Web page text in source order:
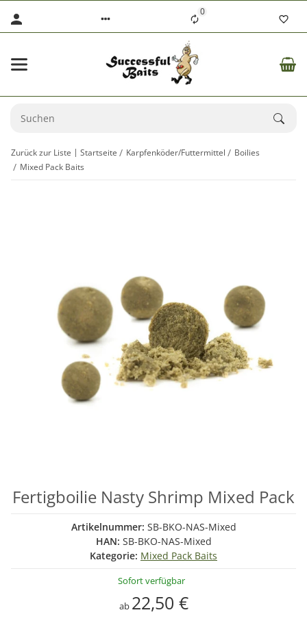
0
Zurück zur Liste Startseite Karpfenköder/Futtermittel
Boilies
Mixed Pack Baits
Fertigboilie Nasty Shrimp Mixed Pack
Artikelnummer: SB-BKO-NAS-Mixed
HAN: SB-BKO-NAS-Mixed
Kategorie: Mixed Pack Baits
Sofort verfügbar
ab 22,50 €